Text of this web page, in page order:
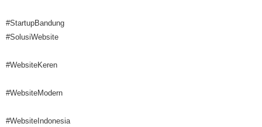
#StartupBandung
#SolusiWebsite
#WebsiteKeren
#WebsiteModern
#WebsiteIndonesia